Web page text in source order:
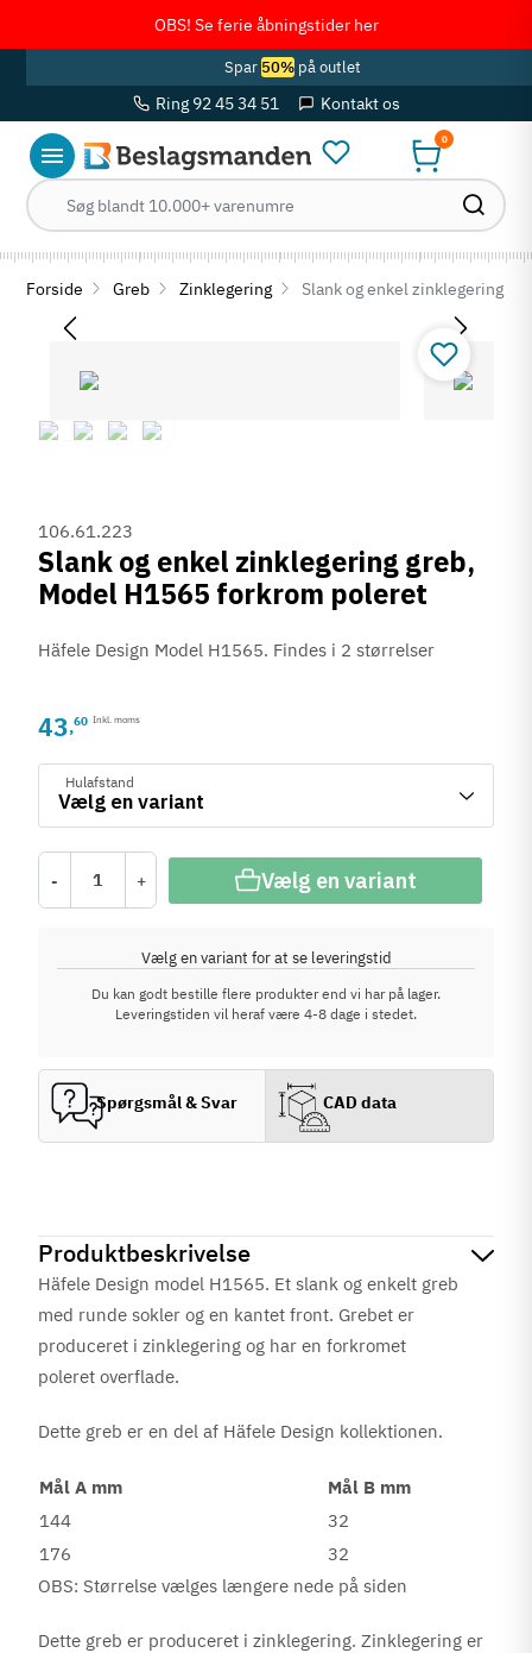
OBS! Se ferie åbningstider her
Spar 50%på outlet
Ring 92 45 34 51 Kontakt os
0
Forside Greb Zinklegering Slank og enkel zinklegering
Produktbeskrivelse
Häfele Design model H1565. Et slank og enkelt greb
med runde sokler og en kantet front. Grebet er
produceret i zinklegering og har en forkromet
poleretoverflade.
Dette greb er en del af Häfele Design kollektionen.
Mål A mm
Mål B mm
144
32
176
32
OBS: Størrelse vælges længere nede på siden
Dette greb er produceret i zinklegering. Zinklegering er
106.61.223
Slank og enkel zinklegering greb,
Model H1565 forkrom poleret
Häfele Design Model H1565. Findes i 2 størrelser
43,60 Inkl. moms
Hulafstand
- + Vælg en variant
Vælg en variant for at se leveringstid
Du kan godt bestille flere produkter end vi har på lager.
Leveringstiden vil heraf være 4-8 dage i stedet.
Spørgsmål & Svar CAD data